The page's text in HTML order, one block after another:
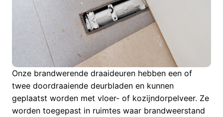
Onze brandwerende draaideuren hebben een of
twee doordraaiende deurbladen en kunnen
geplaatst worden met vloer- of kozijndorpelveer. Ze
worden toegepast in ruimtes waar brandweerstand